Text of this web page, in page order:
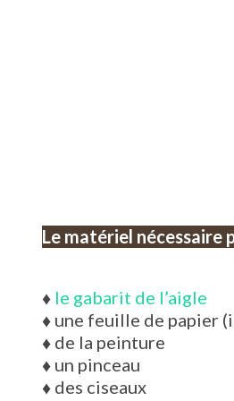
Le matériel
♦ le gabarit de l’aigle
♦ une feuille de papier
♦ de la peinture
♦ un pinceau
♦ des ciseaux